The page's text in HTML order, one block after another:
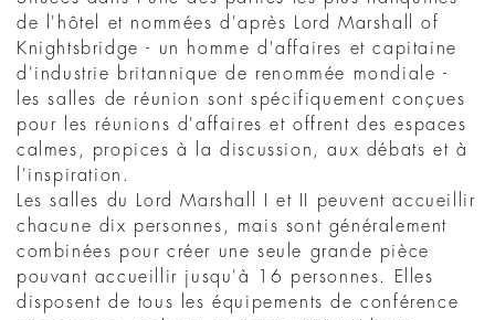
de l'hôtel et nommées d'après Lord Marshall of
Knightsbridge - un homme d'affaires et capitaine
d'industrie britannique de renommée mondiale -
les salles de réunion sont spécifiquement conçues
pour les réunions d'affaires et offrent des espaces
calmes, propices à la discussion, aux débats et à
l'inspiration.
Les salles du Lord Marshall I et II peuvent accueillir
chacune dix personnes, mais sont généralement
combinées pour créer une seule grande pièce
pouvant accueillir jusqu'à 16 personnes. Elles
disposent de tous les équipements de conférence